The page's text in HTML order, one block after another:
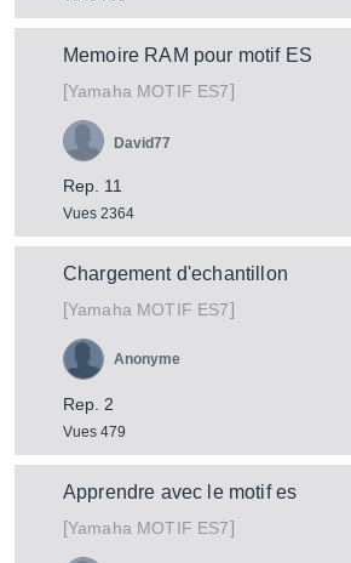
Memoire RAM pour motif ES
[Yamaha MOTIF ES7]
Rep. 11
Vues 2364
David77
Chargement d'echantillon
[Yamaha MOTIF ES7]
Rep. 2
Vues 479
Anonyme
Apprendre avec le motif es
[Yamaha MOTIF ES7]